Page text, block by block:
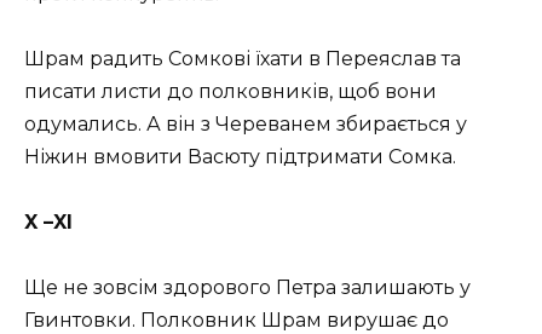
Шрам радить Сомкові їхати в Переяслав та
писати листи до полковників, щоб вони
одумались. А він з Череванем збирається у
Ніжин вмовити Васюту підтримати Сомка.
X –XI
Ще не зовсім здорового Петра залишають у
Гвинтовки. Полковник Шрам вирушає до